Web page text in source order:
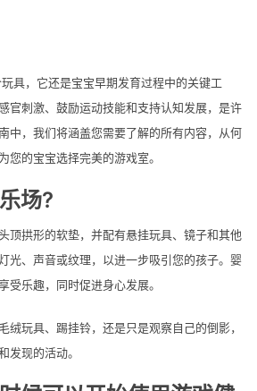
具，它还是宝宝早期发育过程中的关键工
官刺激、鼓励运动技能和支持认知发展，是许
中，我们将涵盖您需要了解的所有内容，从何
您的宝宝选择完美的游戏室。
场?
顶拱形的软垫，并配有悬挂玩具、镜子和其他
光、声音或纹理，以进一步吸引您的孩子。婴
受乐趣，同时促进身心发展。
绒玩具、踢挂铃，还是只是观察自己的倒影，
发现的活动。